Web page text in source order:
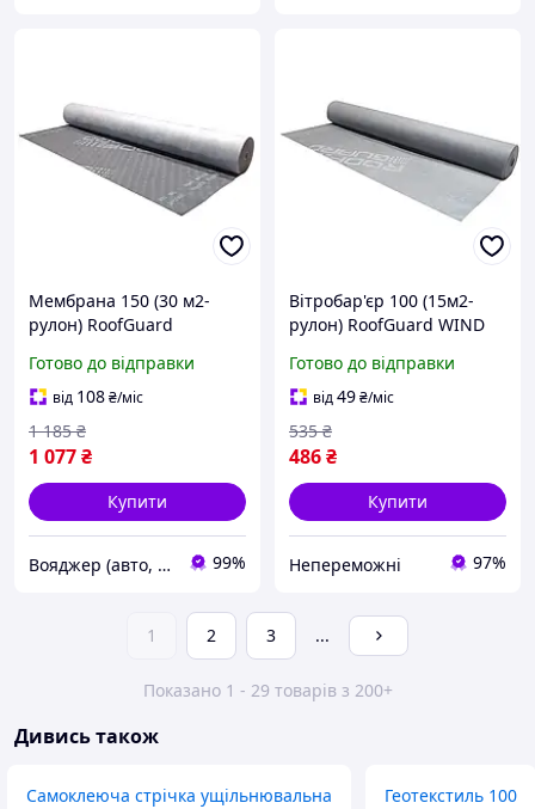
Мембрана 150 (30 м2-
рулон) RoofGuard
гідроізоляційна,
супердифузійна
тришарова 3009-VO
Готово до відправки
від 108₴/міс
1 077₴
1 185 ₴
Купити
Вояджер (авто, туризм, спорт) 99%
Вітробар'єр 100 (15м2-
рулон) RoofGuard WIND
Готово до відправки
від49₴/міс
486₴
535 ₴
Купити
Непереможні 97%
1 2 3 ...
Показано 1 - 29 товарів з 200+
Дивись також
Самоклеюча стрічка ущільнювальна Геотекстиль 100